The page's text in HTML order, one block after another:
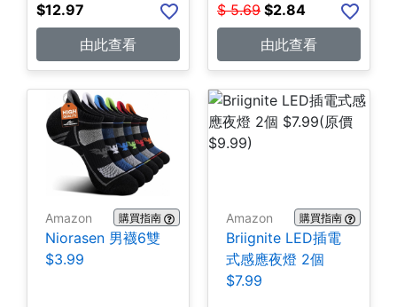
$12.97
由此查看
$ 5.69 $2.84
由此查看
Amazon 購買指南
Niorasen 男襪6雙
$3.99
Amazon 購買指南
Briignite LED插電
式感應夜燈 2個
$7.99